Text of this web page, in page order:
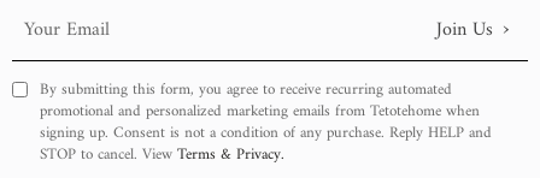
Your
Email
Join Us ›
By submitting this form, you agree to receive recurring automated
promotional and personalized marketing emails from Tetotehome when
signing up. Consent is not a condition of any purchase. Reply HELP and
STOP to cancel. ViewTerms & Privacy.